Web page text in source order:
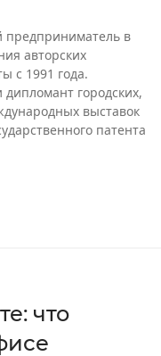
в
авторских
с 1991 года.
городских,
выставок
патента
что